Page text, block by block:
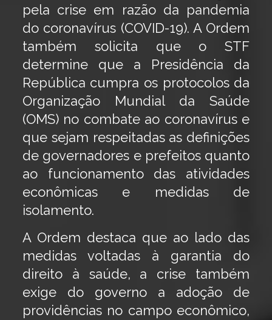
pela crise em razão da pandemia
do coronavírus (COVID-19). A Ordem
também solicita que o STF
determine que a Presidência da
República cumpra os protocolos da
Organização Mundial da Saúde
(OMS) no combate ao coronavírus e
que sejam respeitadas as definições
de governadores e prefeitos quanto
ao funcionamento das atividades
econômicas e medidas de
isolamento.
A Ordem destaca que ao lado das
medidas voltadas à garantia do
direito à saúde, a crise também
exige do governo a adoção de
providências no campo econômico,